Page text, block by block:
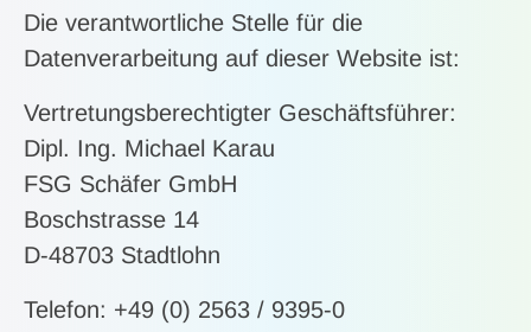
Die verantwortliche Stelle für die
Datenverarbeitung auf dieser Website ist:
Vertretungsberechtigter Geschäftsführer:
Dipl. Ing. Michael Karau
FSG Schäfer GmbH
Boschstrasse 14
D-48703 Stadtlohn
Telefon: +49 (0) 2563 / 9395-0